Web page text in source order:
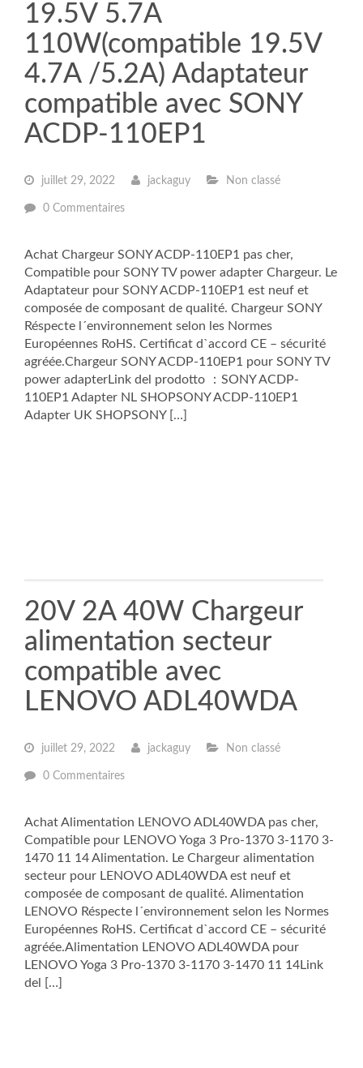
19.5V 5.7A
110W(compatible 19.5V
4.7A /5.2A) Adaptateur
compatible avec SONY
ACDP-110EP1
juillet 29, 2022 jackaguy Non classé
0 Commentaires
Achat Chargeur SONY ACDP-110EP1 pas cher,
Compatible pour SONY TV power adapter Chargeur. Le
Adaptateur pour SONY ACDP-110EP1 est neuf et
composée de composant de qualité. Chargeur SONY
Réspecte l´environnement selon les Normes
Européennes RoHS. Certificat d`accord CE – sécurité
agréée.Chargeur SONY ACDP-110EP1 pour SONY TV
power adapterLink del prodotto ：SONY ACDP-
110EP1 Adapter NL SHOPSONY ACDP-110EP1
Adapter UK SHOPSONY […]
20V 2A 40W Chargeur
alimentation secteur
compatible avec
LENOVO ADL40WDA
juillet 29, 2022 jackaguy Non classé
0 Commentaires
Achat Alimentation LENOVO ADL40WDA pas cher,
Compatible pour LENOVO Yoga 3 Pro-1370 3-1170 3-
1470 11 14 Alimentation. Le Chargeur alimentation
secteur pour LENOVO ADL40WDA est neuf et
composée de composant de qualité. Alimentation
LENOVO Réspecte l´environnement selon les Normes
Européennes RoHS. Certificat d`accord CE – sécurité
agréée.Alimentation LENOVO ADL40WDA pour
LENOVO Yoga 3 Pro-1370 3-1170 3-1470 11 14Link
del […]